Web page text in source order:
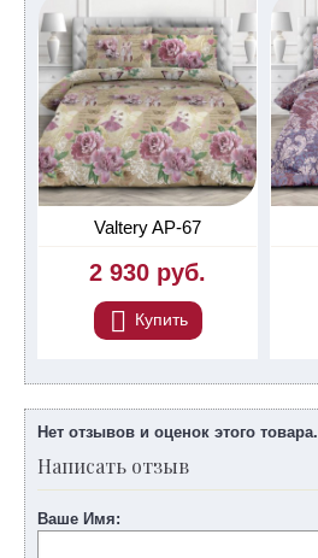
Valtery AP-67
2 930 руб.
Купить
Нет отзывов и оценок этого товара.
Написать отзыв
Ваше Имя: